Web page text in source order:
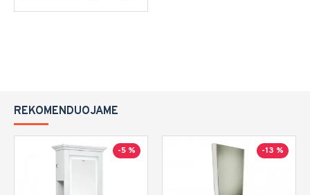
REKOMENDUOJAME
-5 % -13 %